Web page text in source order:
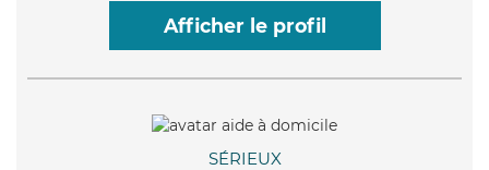
Afficher le profil
SÉRIEUX